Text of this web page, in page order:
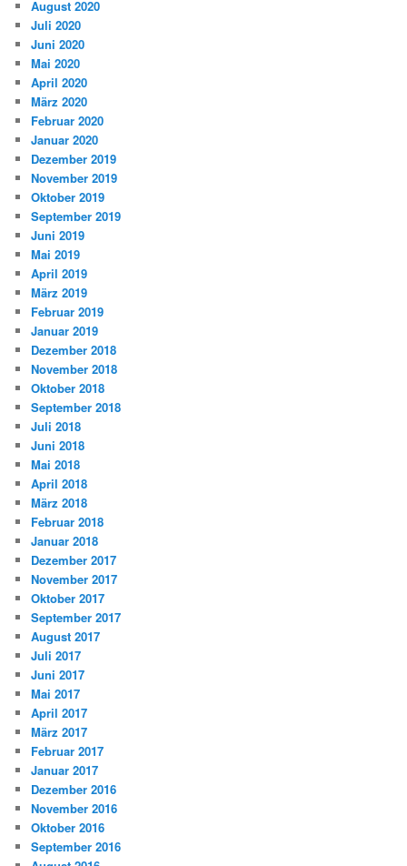
August 2020
Juli 2020
Juni 2020
Mai 2020
April 2020
März 2020
Februar 2020
Januar 2020
Dezember 2019
November 2019
Oktober 2019
September 2019
Juni 2019
Mai 2019
April 2019
März 2019
Februar 2019
Januar 2019
Dezember 2018
November 2018
Oktober 2018
September 2018
Juli 2018
Juni 2018
Mai 2018
April 2018
März 2018
Februar 2018
Januar 2018
Dezember 2017
November 2017
Oktober 2017
September 2017
August 2017
Juli 2017
Juni 2017
Mai 2017
April 2017
März 2017
Februar 2017
Januar 2017
Dezember 2016
November 2016
Oktober 2016
September 2016